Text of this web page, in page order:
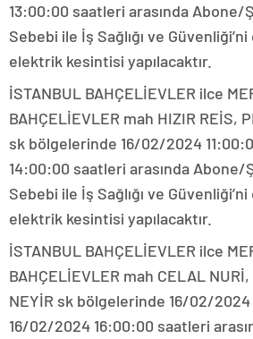
13:00:00 saatleri arasında Abone/
Sebebi ile İş Sağlığı ve
elektrik kesintisi yapılacaktır.
İSTANBUL BAHÇELİEVLER ilce
BAHÇELİEVLER mah HIZIR REİS,
sk bölgelerinde 16/02/2024
14:00:00 saatleri arasında Abone/
Sebebi ile İş Sağlığı ve
elektrik kesintisi yapılacaktır.
İSTANBUL BAHÇELİEVLER ilce
BAHÇELİEVLER mah CELAL NURİ,
NEYİR sk bölgelerinde 16/02/2024
16/02/2024 16:00:00 saatleri